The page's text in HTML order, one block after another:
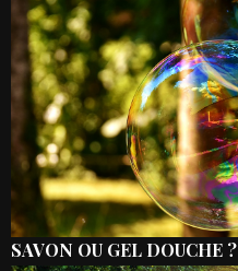
SAVON OU GEL DOUCHE ?